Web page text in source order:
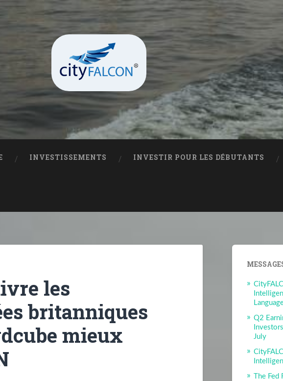
INVESTISSEMENTS INVESTIR POUR LES DÉBUTANTS
les
britanniques
mieux
Q2
July
The